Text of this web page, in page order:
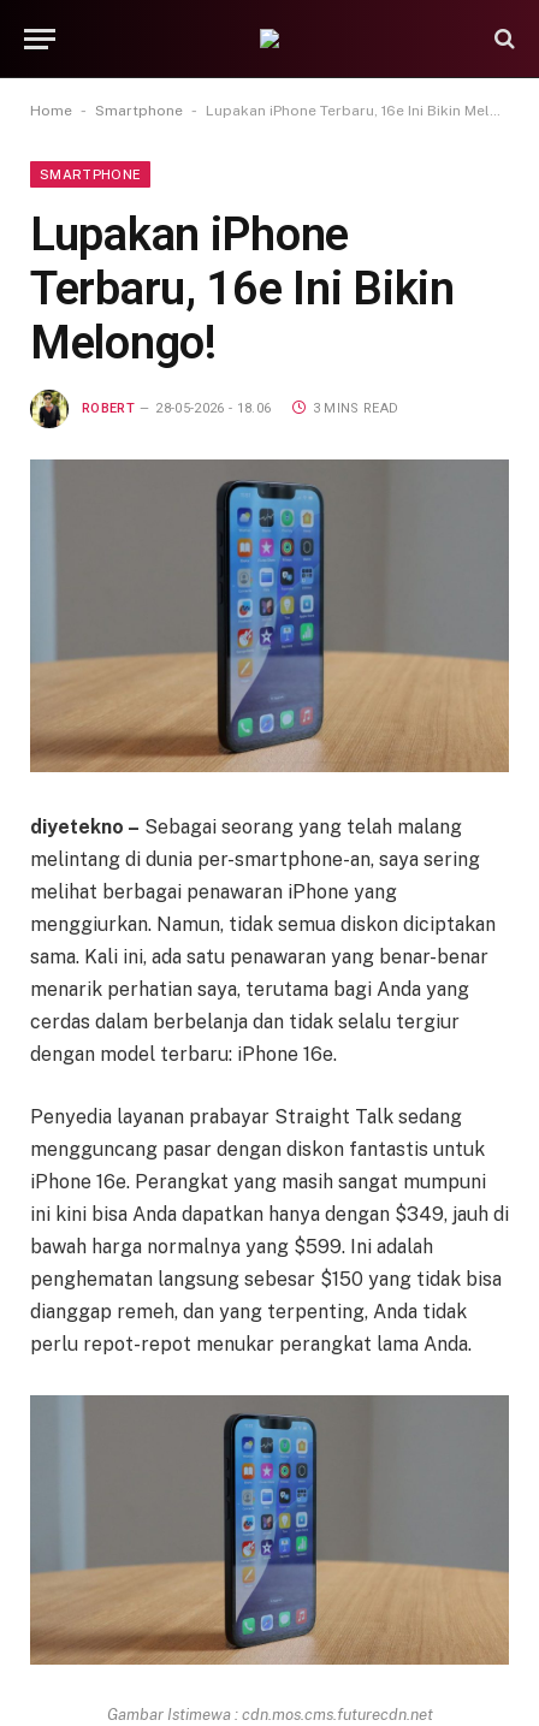
Home - Smartphone - Lupakan iPhone Terbaru, 16e Ini Bikin Melongo!
SMARTPHONE
Lupakan iPhone
Terbaru, 16e Ini Bikin
Melongo!
ROBERT 28-05-2026 - 18.06 3 MINS READ
diyetekno – Sebagai seorang yang telah malang
melintang di dunia per-smartphone-an, saya sering
melihat berbagai penawaran iPhone yang
menggiurkan. Namun, tidak semua diskon diciptakan
sama. Kali ini, ada satu penawaran yang benar-benar
menarik perhatian saya, terutama bagi Anda yang
cerdas dalam berbelanja dan tidak selalu tergiur
dengan model terbaru: iPhone 16e.
Penyedia layanan prabayar Straight Talk sedang
mengguncang pasar dengan diskon fantastis untuk
iPhone 16e. Perangkat yang masih sangat mumpuni
ini kini bisa Anda dapatkan hanya dengan $349, jauh di
bawah harga normalnya yang $599. Ini adalah
penghematan langsung sebesar $150 yang tidak bisa
dianggap remeh, dan yang terpenting, Anda tidak
perlu repot-repot menukar perangkat lama Anda.
Gambar Istimewa : cdn.mos.cms.futurecdn.net